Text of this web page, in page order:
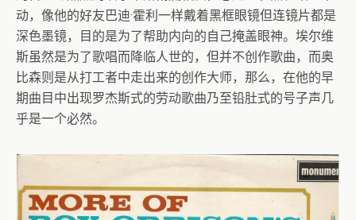
动，像他的好友巴迪·霍利一样戴着黑框眼镜但连镜片都是
深色墨镜，目的是为了帮助内向的自己掩盖眼神。埃尔维
斯虽然是为了歌唱而降临人世的，但并不创作歌曲，而奥
比森则是从打工者中走出来的创作大师，那么，在他的早
期曲目中出现罗杰斯式的劳动歌曲乃至铅肚式的号子声几
乎是一个必然。